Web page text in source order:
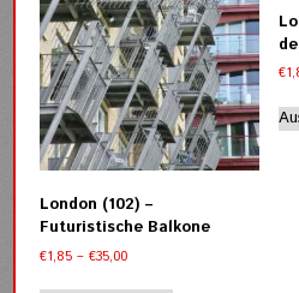
London (102) –
Futuristische Balkone
€1,85 –€35,00Preisspanne:
Dieses
€